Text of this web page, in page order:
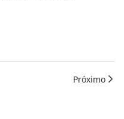
Próximo